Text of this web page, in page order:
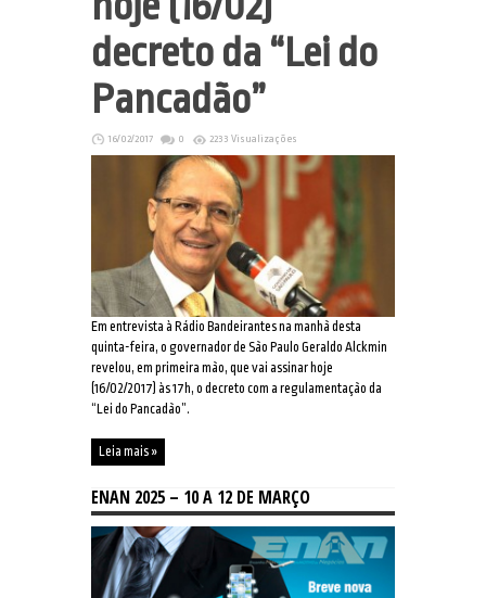
decreto da “Lei do
Pancadão”
16/02/2017 0 2233 Visualizações
Em entrevista à Rádio Bandeirantes na manhã desta
quinta-feira, o governador de São Paulo Geraldo Alckmin
revelou, em primeira mão, que vai assinar hoje
(16/02/2017) às 17h, o decreto com a regulamentação da
“Lei do Pancadão”.
Leia mais »
ENAN 2025 – 10 A 12 DE MARÇO